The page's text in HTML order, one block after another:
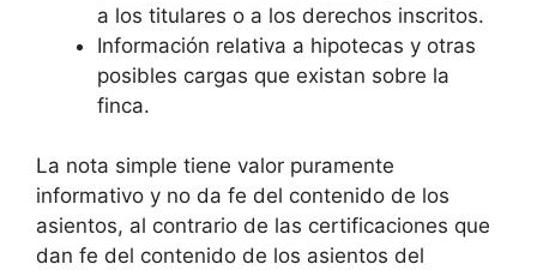
a los titulares o a los derechos inscritos.
Información relativa a hipotecas y otras
posibles cargas que existan sobre la
finca.
La nota simple tiene valor puramente
informativo y no da fe del contenido de los
asientos, al contrario de las certificaciones que
dan fe del contenido de los asientos del